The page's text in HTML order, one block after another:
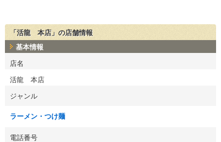
「活龍 本店」の店舗情報
基本情報
店名
活龍 本店
ジャンル
ラーメン・つけ麺
電話番号